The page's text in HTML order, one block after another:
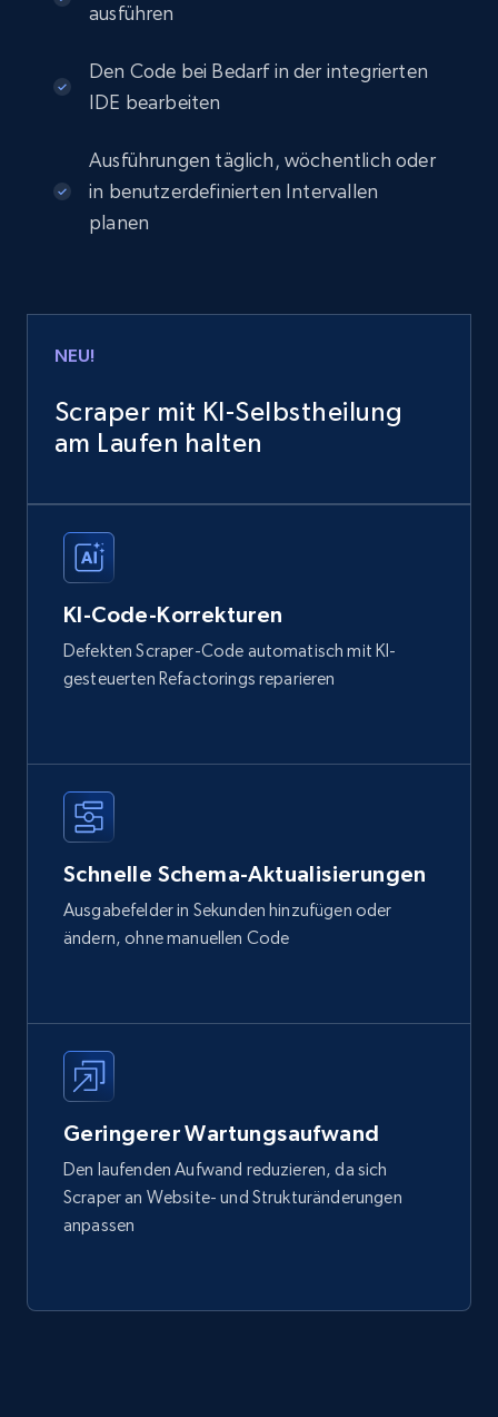
ausführen
Den Code bei Bedarf in der integrierten
IDE bearbeiten
Ausführungen täglich, wöchentlich oder
in benutzerdefinierten Intervallen
planen
NEU!
Scraper mit KI-Selbstheilung
am Laufen halten
KI-Code-Korrekturen
Defekten Scraper-Code automatisch mit KI-
gesteuerten Refactorings reparieren
Schnelle Schema-Aktualisierungen
Ausgabefelder in Sekunden hinzufügen oder
ändern, ohne manuellen Code
Geringerer Wartungsaufwand
Den laufenden Aufwand reduzieren, da sich
Scraper an Website- und Strukturänderungen
anpassen